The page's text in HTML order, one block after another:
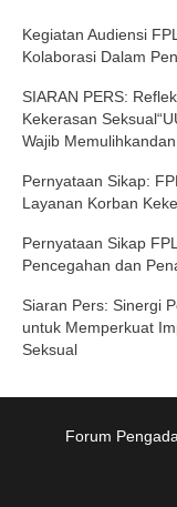
Kegiatan Audiensi
Kolaborasi Dalam
SIARAN PERS:
Kekerasan
Wajib
Pernyataan Sikap:
Layanan Korban
Pernyataan Sikap
Pencegahan dan
Siaran Pers: Sinergi
untuk Memperkuat
Seksual
Forum